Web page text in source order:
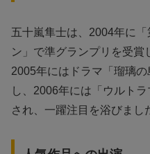
五十嵐隼士は、2004年に
ン」で準グランプリを受賞
2005年にはドラマ「瑠璃
し、2006年には「ウルト
され、一躍注目を浴びまし